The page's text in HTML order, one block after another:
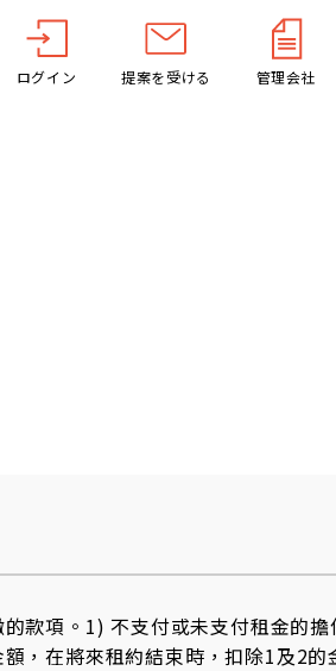
ログイン 提案を受ける 管理会社
款項。1) 不支付或未支付租金的
，在將來租約結束時，扣除1及2的